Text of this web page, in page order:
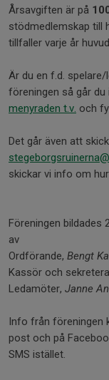
Årsavgiften är på
stödmedlemskap till
tillfaller varje år
Är du en f.d.
föreningen så går du
menyraden t.v. och
Det går även att
skickar vi info om
Föreningen bildades
av
Ordförande, Bengt
Kassör och
Ledamöter, Janne
Info från föreningen
post och på
SMS istället.